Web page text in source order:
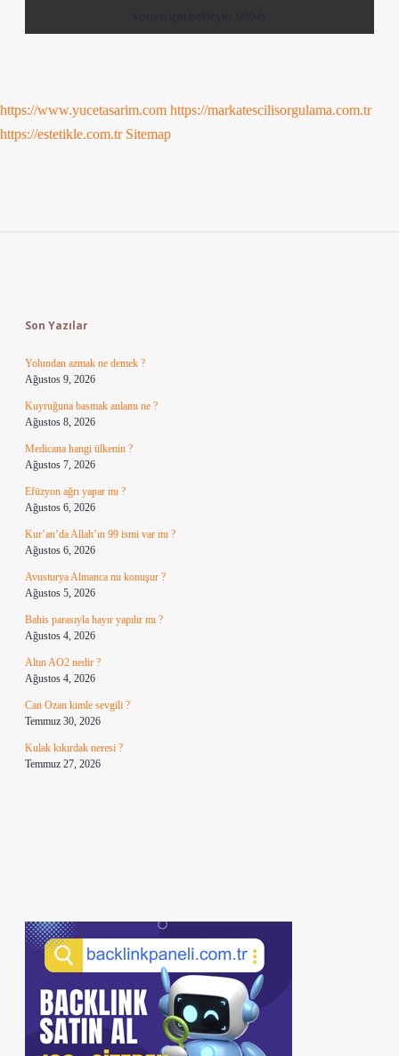
https://www.yucetasarim.com https://markatescilisorgulama.com.tr
https://estetikle.com.tr Sitemap
Son Yazılar
Yolundan azmak ne demek ?
Ağustos 9, 2026
Kuyruğuna basmak anlamı ne ?
Ağustos 8, 2026
Medicana hangi ülkenin ?
Ağustos 7, 2026
Efüzyon ağrı yapar mı ?
Ağustos 6, 2026
Kur’an’da Allah’ın 99 ismi var mı ?
Ağustos 6, 2026
Avusturya Almanca mı konuşur ?
Ağustos 5, 2026
Bahis parasıyla hayır yapılır mı ?
Ağustos 4, 2026
Altın AO2 nedir ?
Ağustos 4, 2026
Can Ozan kimle sevgili ?
Temmuz 30, 2026
Kulak kıkırdak neresi ?
Temmuz 27, 2026